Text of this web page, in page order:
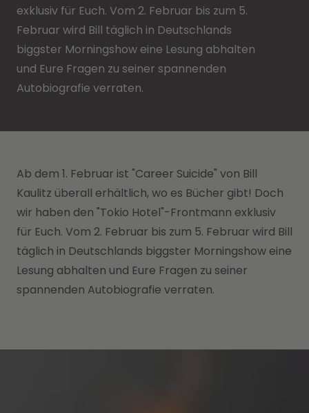
exklusiv für Euch. Vom 2. Februar bis zum 5.
Februar wird Bill täglich in Deutschlands
biggster Morningshow eine Lesung abhalten
und Eure Fragen zu seiner spannenden
Autobiografie verraten. ​
Ab dem 1. Februar ist "Career Suicide" von Bill
Kaulitz überall erhältlich, wo es Bücher gibt! Doch
wir haben den "Tokio Hotel"-Frontmann exklusiv
für Euch. Vom 2. Februar bis zum 5. Februar wird Bill
täglich in Deutschlands biggster Morningshow eine
Lesung abhalten und Eure Fragen zu seiner
spannenden Autobiografie verraten. ​